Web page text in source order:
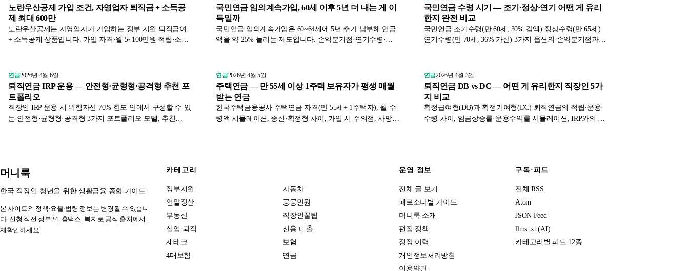
노란우산공제 가입 조건, 자영업자 퇴직금 + 소득공
제 최대 600만
노란우산공제는 자영업자가 가입하는 정부 지원 퇴직급여
+ 소득공제 상품입니다. 가입 자격·월 5~100만원 적립·소득
국민연금 임의계속가입, 60세 이후 5년 더 내는 게 이
득일까
국민연금 임의계속가입은 60~64세에 5년 추가 납부해 연금
액을 약 25% 늘리는 제도입니다. 손익분기점·연기수령·납
국민연금 수령 시기 — 조기·정상·연기 어떤 게 유리
한지 완전 비교
국민연금 조기수령(만 60세, 30% 감액)·정상수령(만 65세)·
연기수령(만 70세, 36% 가산) 3가지 옵션의 손익분기점과
연금2026년 4월 6일
퇴직연금 IRP 운용 — 안전형·균형형·공격형 추천 포
트폴리오
직장인 IRP 운용 시 위험자산 70% 한도 안에서 구성할 수 있
는 안전형·균형형·공격형 3가지 포트폴리오 모델, 추천
연금2026년 4월 5일
주택연금 — 만 55세 이상 1주택 보유자가 평생 매월
받는 연금
한국주택금융공사 주택연금 자격(만 55세+ 1주택자), 월 수
령액 시뮬레이션, 종신·확정형 차이, 가입 시 주의점, 사망
연금2026년 4월 3일
퇴직연금 DB vs DC — 어떤 게 유리한지 직장인 5가
지 비교
확정급여형(DB)과 확정기여형(DC) 퇴직연금의 적립·운용·
수령 차이, 임금상승률·운용수익률 시뮬레이션, IRP와의 관
머니룩
한국 직장인·청년을 위한 생활금융 종합 가이드
본 사이트의 정책·요율·법령 정보는 변경될 수 있습니
다. 신청 직전 정부24· 홈택스· 복지로 공식 출처에서
재확인하세요.
카테고리
정부지원
연말정산
부동산
실업·퇴직
재테크
4대보험
자동차
공공민원
직장인꿀팁
신용·대출
보험
연금
운영 정보
전체 글 보기
페르소나별 가이드
머니룩 소개
편집 정책
정정 이력
개인정보처리방침
이용약관
구독·피드
전체 RSS
Atom
JSON Feed
llms.txt (AI)
카테고리별 피드 12종